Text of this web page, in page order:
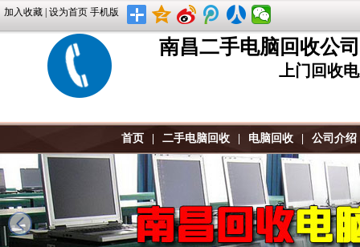
加入收藏 设为首页 手机版
南昌二手电脑回收公司
上门回收
首页 二手电脑回收 电脑回收 公司介绍